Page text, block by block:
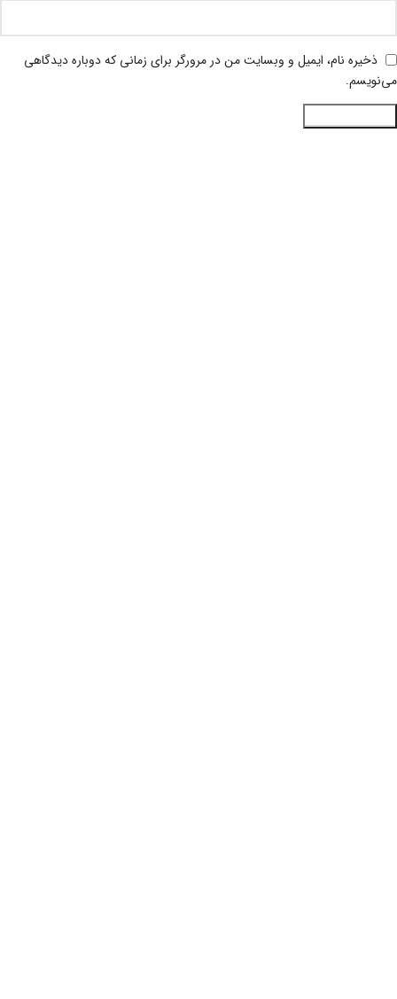
ذخیره نام، ایمیل و وبسایت من در مرورگر برای زمانی که دوباره دیدگاهی
می‌نویسم.